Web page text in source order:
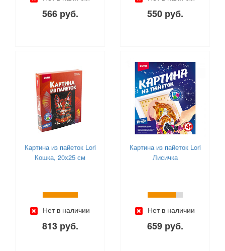
566 руб. 550 руб.
Картина из пайеток Lori
Кошка, 20х25 см
Нет в наличии
813 руб.
Картина из пайеток Lori
Лисичка
Нет в наличии
659 руб.